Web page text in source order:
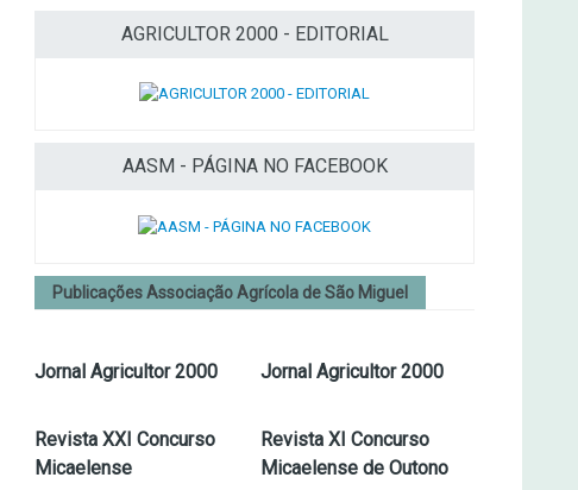
AGRICULTOR 2000 - EDITORIAL
AASM - PÁGINA NO FACEBOOK
Publicações Associação Agrícola de São Miguel
Jornal Agricultor 2000 Jornal Agricultor 2000
Revista XXI Concurso
Micaelense
Revista XI Concurso
Micaelense de Outono